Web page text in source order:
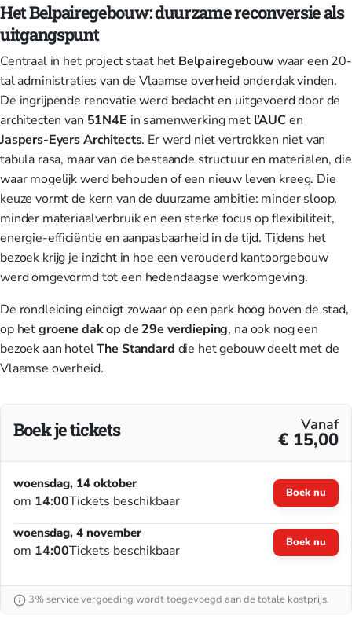
Het Belpairegebouw: duurzame reconversie als
uitgangspunt
Centraal in het project staat het Belpairegebouwwaar een 20-
tal administraties van de Vlaamse overheid onderdak vinden.
De ingrijpende renovatie werd bedacht en uitgevoerd door de
architecten van 51N4E in samenwerking met l’AUCen
Jaspers-Eyers Architects. Er werd niet vertrokken niet van
tabula rasa, maar van de bestaande structuur en materialen, die
waar mogelijk werd behouden of een nieuw leven kreeg. Die
keuze vormt de kern van de duurzame ambitie: minder sloop,
minder materiaalverbruik en een sterke focus op flexibiliteit,
energie-efficiëntie en aanpasbaarheid in de tijd. Tijdens het
bezoek krijg je inzicht in hoe een verouderd kantoorgebouw
werd omgevormd tot een hedendaagse werkomgeving.
De rondleiding eindigt zowaar op een park hoog boven de stad,
op hetgroene dak op de 29e verdieping, na ook nog een
bezoek aan hotelThe Standard die het gebouw deelt met de
Vlaamse overheid.
Boek je tickets Vanaf
€ 15,00
woensdag, 14 oktober
om 14:00Tickets beschikbaar
Boek nu
woensdag, 4 november
om 14:00Tickets beschikbaar
Boek nu
3% service vergoeding wordt toegevoegd aan de totale kostprijs.